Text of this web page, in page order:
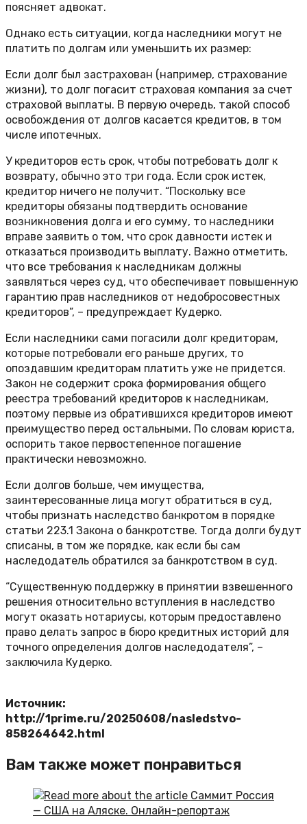
поясняет адвокат.
Однако есть ситуации, когда наследники могут не
платить по долгам или уменьшить их размер:
Если долг был застрахован (например, страхование
жизни), то долг погасит страховая компания за счет
страховой выплаты. В первую очередь, такой способ
освобождения от долгов касается кредитов, в том
числе ипотечных.
У кредиторов есть срок, чтобы потребовать долг к
возврату, обычно это три года. Если срок истек,
кредитор ничего не получит. “Поскольку все
кредиторы обязаны подтвердить основание
возникновения долга и его сумму, то наследники
вправе заявить о том, что срок давности истек и
отказаться производить выплату. Важно отметить,
что все требования к наследникам должны
заявляться через суд, что обеспечивает повышенную
гарантию прав наследников от недобросовестных
кредиторов”, – предупреждает Кудерко.
Если наследники сами погасили долг кредиторам,
которые потребовали его раньше других, то
опоздавшим кредиторам платить уже не придется.
Закон не содержит срока формирования общего
реестра требований кредиторов к наследникам,
поэтому первые из обратившихся кредиторов имеют
преимущество перед остальными. По словам юриста,
оспорить такое первостепенное погашение
практически невозможно.
Если долгов больше, чем имущества,
заинтересованные лица могут обратиться в суд,
чтобы признать наследство банкротом в порядке
статьи 223.1 Закона о банкротстве. Тогда долги будут
списаны, в том же порядке, как если бы сам
наследодатель обратился за банкротством в суд.
“Существенную поддержку в принятии взвешенного
решения относительно вступления в наследство
могут оказать нотариусы, которым предоставлено
право делать запрос в бюро кредитных историй для
точного определения долгов наследодателя”, –
заключила Кудерко.
Источник:
http://1prime.ru/20250608/nasledstvo-
858264642.html
Вам также может понравиться